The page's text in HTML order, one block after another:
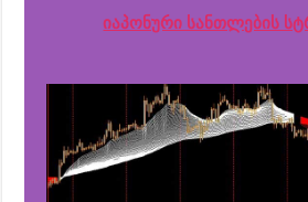
იაპონური სანთლების